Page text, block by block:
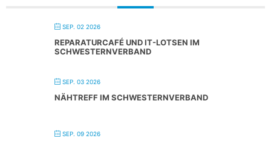
SEP. 02 2026
REPARATURCAFÉ UND IT-LOTSEN IM
SCHWESTERNVERBAND
SEP. 03 2026
NÄHTREFF IM SCHWESTERNVERBAND
SEP. 09 2026